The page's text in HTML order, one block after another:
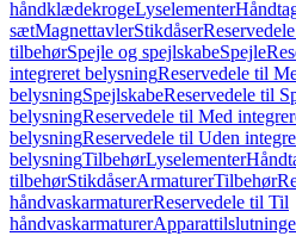
håndklædekrogeLyselementer
sætMagnettavlerStikdåser
tilbehørSpejle og spejlskabeSpejle
integreret belysningReservedele til
belysningSpejlskabeReservedele til
belysningReservedele til Med
belysningReservedele til Uden
belysningTilbehørLyselementer
tilbehørStikdåserArmaturerTilbehør
håndvaskarmaturerReservedele til Til
håndvaskarmaturer